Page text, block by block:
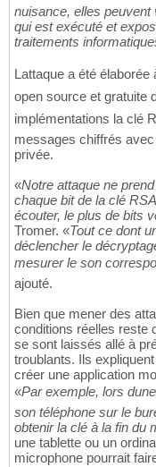
nuisance, elles
qui est exécuté et
traitements
Lattaque a été
open source et gratuite
implémentations la clé
messages chiffrés
privée.
«Notre attaque ne
chaque bit de la clé
écouter, le plus de bits
Tromer. «Tout ce dont
déclencher le
mesurer le son
ajouté.
Bien que mener des
conditions réelles reste
se sont laissés allé à
troublants. Ils
créer une application
«Par exemple, lors
son téléphone sur le
obtenir la clé à la fin du
une tablette ou un
microphone pourrait